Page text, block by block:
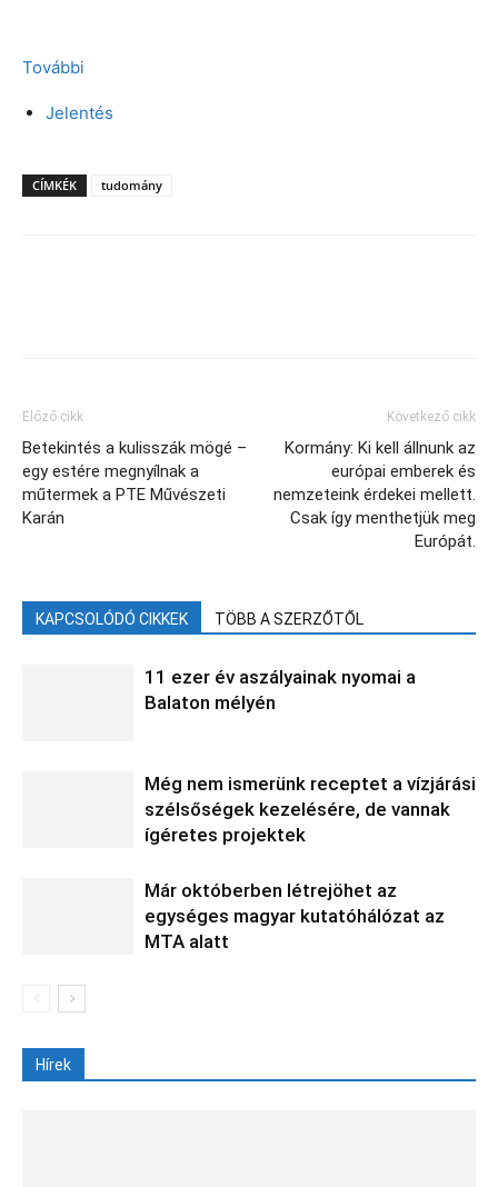
További
Jelentés
CÍMKÉK tudomány
Előző cikk
Betekintés a kulisszák mögé –
egy estére megnyílnak a
műtermek a PTE Művészeti
Karán
Következő cikk
Kormány: Ki kell állnunk az
európai emberek és
nemzeteink érdekei mellett.
Csak így menthetjük meg
Európát.
KAPCSOLÓDÓ CIKKEK TÖBB A SZERZŐTŐL
11 ezer év aszályainak nyomai a
Balaton mélyén
Még nem ismerünk receptet a vízjárási
szélsőségek kezelésére, de vannak
ígéretes projektek
Már októberben létrejöhet az
egységes magyar kutatóhálózat az
MTA alatt
Hírek